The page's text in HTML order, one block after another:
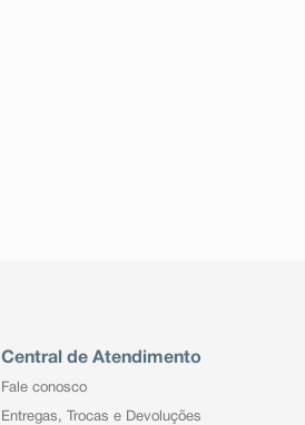
Central de Atendimento
Fale conosco
Entregas, Trocas e Devoluções